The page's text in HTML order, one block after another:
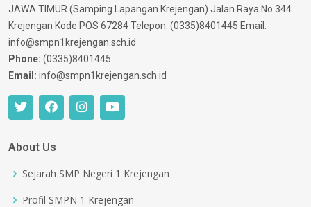
JAWA TIMUR (Samping Lapangan Krejengan) Jalan Raya No.344
Krejengan Kode POS 67284 Telepon: (0335)8401445 Email:
info@smpn1krejengan.sch.id
Phone: (0335)8401445
Email: info@smpn1krejengan.sch.id
About Us
Sejarah SMP Negeri 1 Krejengan
Profil SMPN 1 Krejengan